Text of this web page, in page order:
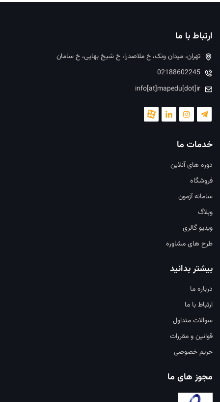
ارتباط با ما
تهران، میدان ونک، خ ملاصدرا، خ شیخ بهایی، خ سامان
02188602245
info[at]mapedu[dot]ir
خدمات ما
دوره های آنلاین
فروشگاه
سامانه آزمون
وبلاگ
ویدیو گالری
طرح های مشاوره
بیشتر بدانید
درباره ما
ارتباط با ما
سوالات متداول
قوانین و مقررات
حریم خصوصی
مجوز های ما